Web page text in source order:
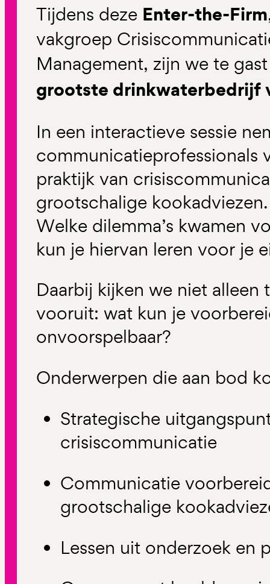
Tijdens deze Enter-the-Firm
vakgroep
Management, zijn we te
grootste drinkwaterbedrijf
In een interactieve sessie
communicatieprofessionals
praktijk van
grootschalige
Welke dilemma’s kwamen
kun je hiervan leren voor je
Daarbij kijken we niet alleen
vooruit: wat kun je
onvoorspelbaar?
Onderwerpen die aan bod
Strategische
crisiscommunicatie
Communicatie
grootschalige
Lessen uit onderzoek en